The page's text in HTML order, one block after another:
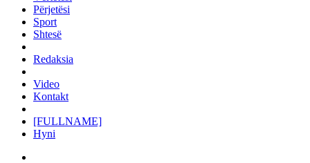
Përjetësi
Sport
Shtesë
Redaksia
Video
Kontakt
[FULLNAME]
Hyni